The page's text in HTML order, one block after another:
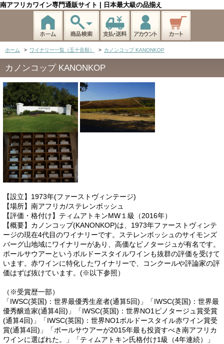
南アフリカワイン専門通販サイト | 日本最大級の品揃え
ホーム > ワイナリー一覧（五十音順） > カノンコップ KANONKOP
カノンコップ KANONKOP
【設立】1973年(ファーストヴィンテージ)
【場所】南アフリカ/ステレンボッシュ
【評価・格付け】ティムアトキンMW１級（2016年）
【概要】カノンコップ(KANONKOP)は、1973年ファーストヴィンテ
ージの現在4代目のワイナリーです。ステレンボッシュのサイモンズ
バーグ山地域にワイナリーがあり、高価なピノタージュが有名です。
ポールサウアーというボルドースタイルワインも抜群の評価を受けて
います。赤ワインに特化したワイナリーで、コンクールや評論家の評
価はずば抜けています。(※以下参照）
（※受賞歴一部）
「IWSC(英国)：世界最優秀生産者(通算5回)」「IWSC(英国)：世界最
優秀醸造家(通算4回)」「IWSC(英国)：世界NO1ピノタージュ賞受賞
(通算4回)」「IWSC(英国)：世界NO1ボルドースタイル赤ワイン賞受
賞(通算4回)」「ポールサウアーが2015年最も投資すべき南アフリカ
ワインに選ばれた。」「ティムアトキン氏格付け1級（4年連続）」